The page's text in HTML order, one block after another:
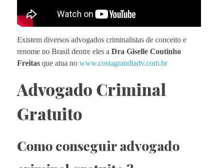
Existem diversos advogados criminalistas de conceito e
renome no Brasil dentre eles a Dra Giselle Coutinho
Freitas que atua no www.costagrandiadv.com.br
Advogado Criminal
Gratuito
Como conseguir advogado